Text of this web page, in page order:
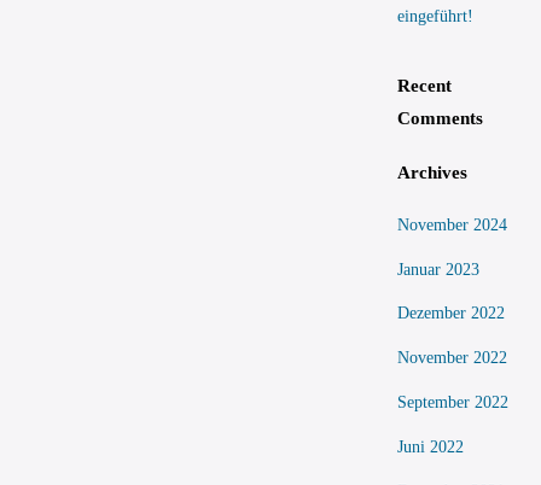
eingeführt!
Recent
Comments
Archives
November 2024
Januar 2023
Dezember 2022
November 2022
September 2022
Juni 2022